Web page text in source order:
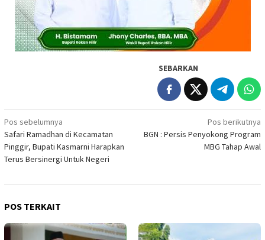
SEBARKAN
Navigasi
pos
Pos sebelumnya
Safari Ramadhan di Kecamatan
Pinggir, Bupati Kasmarni Harapkan
Terus Bersinergi Untuk Negeri
Pos berikutnya
BGN : Persis Penyokong Program
MBG Tahap Awal
POS TERKAIT